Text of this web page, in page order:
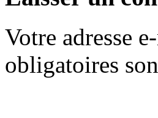
Votre adresse
obligatoires